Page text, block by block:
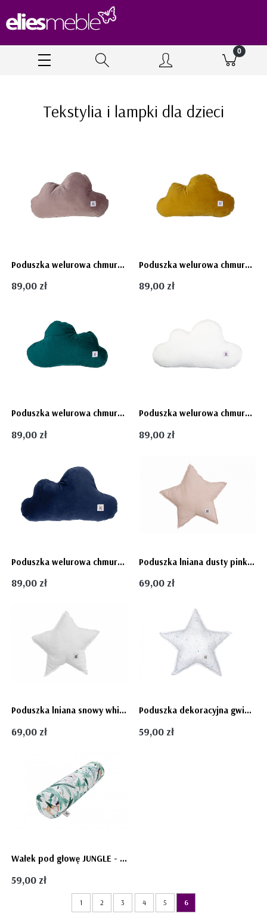
Tekstylia i lampki dla dzieci
Poduszka welurowa chmurka - lavender Bellamy
89,00 zł
Poduszka welurowa chmurka - miodowa OLIVE Bellamy
89,00 zł
Poduszka welurowa chmurka - OCEAN Bellamy
89,00 zł
Poduszka welurowa chmurka - biała SNOW Bellamy
89,00 zł
Poduszka welurowa chmurka - Deep Blue Bellamy
89,00 zł
Poduszka lniana dusty pink - Bellamy
69,00 zł
Poduszka lniana snowy white - Bellamy
69,00 zł
Poduszka dekoracyjna gwiazdka - Flakes FLY Bellamy
59,00 zł
Wałek pod głowę JUNGLE - Bellamy
59,00 zł
1 2 3 4 5 6